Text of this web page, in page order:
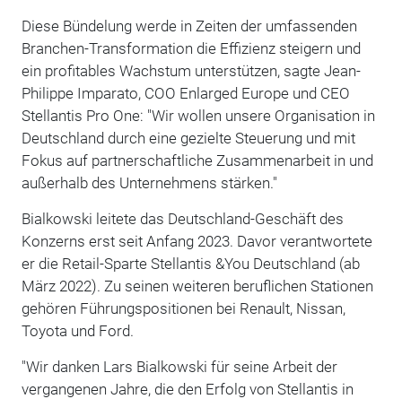
Diese Bündelung werde in Zeiten der umfassenden
Branchen-Transformation die Effizienz steigern und
ein profitables Wachstum unterstützen, sagte Jean-
Philippe Imparato, COO Enlarged Europe und CEO
Stellantis Pro One: "Wir wollen unsere Organisation in
Deutschland durch eine gezielte Steuerung und mit
Fokus auf partnerschaftliche Zusammenarbeit in und
außerhalb des Unternehmens stärken."
Bialkowski leitete das Deutschland-Geschäft des
Konzerns erst seit Anfang 2023. Davor verantwortete
er die Retail-Sparte Stellantis &You Deutschland (ab
März 2022). Zu seinen weiteren beruflichen Stationen
gehören Führungspositionen bei Renault, Nissan,
Toyota und Ford.
"Wir danken Lars Bialkowski für seine Arbeit der
vergangenen Jahre, die den Erfolg von Stellantis in